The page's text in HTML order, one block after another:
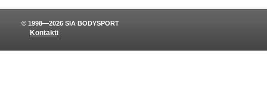
Kontakti
© 1998—2026 SIA BODYSPORT